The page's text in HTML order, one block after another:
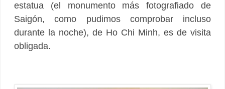
estatua (el monumento más fotografiado de
Saigón, como pudimos comprobar incluso
durante la noche), de Ho Chi Minh, es de visita
obligada.